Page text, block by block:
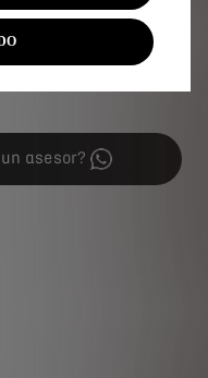
asesor?